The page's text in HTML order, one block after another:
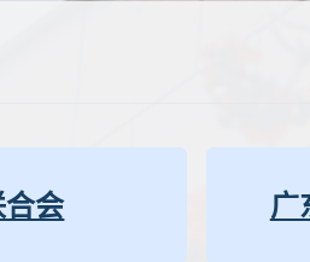
会 广